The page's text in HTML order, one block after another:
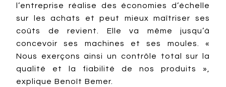
l’entreprise réalise des économies d’échelle
sur les achats et peut mieux maîtriser ses
coûts de revient. Elle va même jusqu’à
concevoir ses machines et ses moules. «
Nous exerçons ainsi un contrôle total sur la
qualité et la fiabilité de nos produits »,
explique Benoît Bemer.